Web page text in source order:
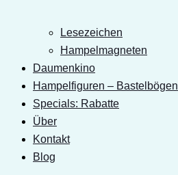
Lesezeichen
Hampelmagneten
Daumenkino
Hampelfiguren – Bastelbögen
Specials: Rabatte
Über
Kontakt
Blog